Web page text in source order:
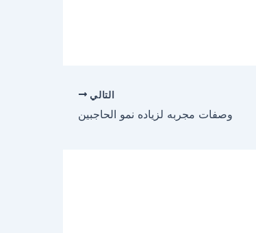
التالي
وصفات مجربه لزياده نمو الحاجبين